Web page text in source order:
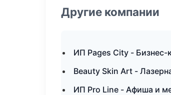
Другие компании
ИП Pages City - Бизнес-
Beauty Skin Art -
ИП Pro Line - Афиша и